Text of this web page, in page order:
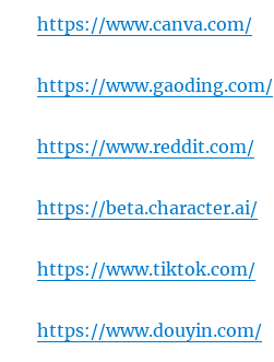
https://www.canva.com/
https://www.gaoding.com/
https://www.reddit.com/
https://beta.character.ai/
https://www.tiktok.com/
https://www.douyin.com/